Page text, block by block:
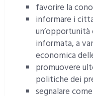
favorire la
informare i
informata, a
economica
promuovere
politiche dei
segnalare